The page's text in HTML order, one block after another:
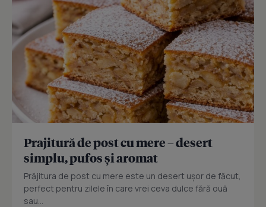
Prajitură de post cu mere – desert
simplu, pufos și aromat
Prăjitura de post cu mere este un desert ușor de făcut,
perfect pentru zilele în care vrei ceva dulce fără ouă
sau...